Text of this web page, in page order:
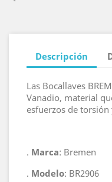
Descripción
Las Bocallaves
Vanadio, material
esfuerzos de
. Marca: Bremen
. Modelo: BR2906